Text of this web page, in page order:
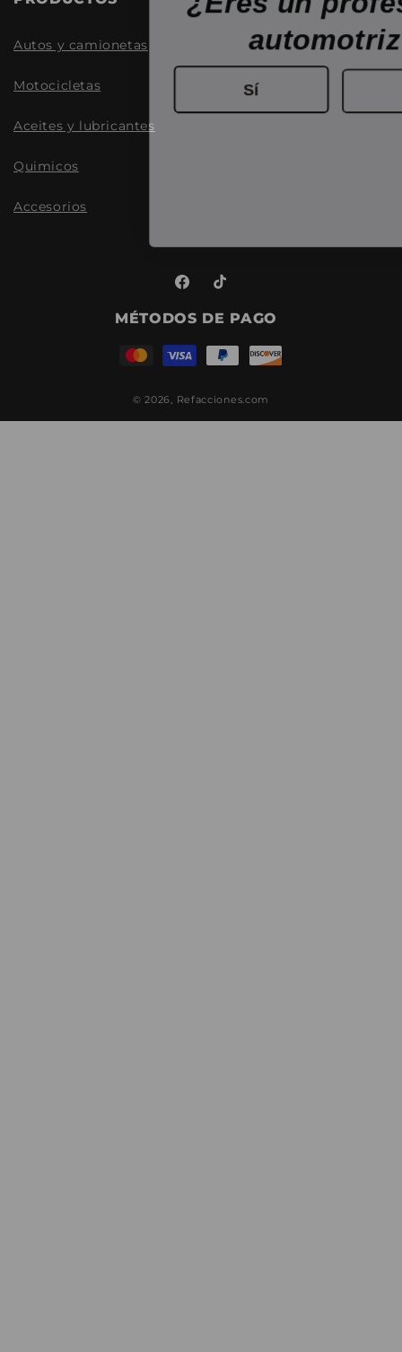
Autos y camionetas
Motocicletas
Aceites y lubricantes
Quimicos
Accesorios
FacebookTikTok
MÉTODOS DE PAGO
© 2026, Refacciones.com
Sí